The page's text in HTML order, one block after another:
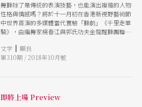
舞獅除了是傳統的表演技藝，也能演出複雜的人物
性格與情感嗎？將於十一月初在香港新視野藝術節
中世界首演的多媒體當代實驗「獅劇」《千里走單
騎》，由編舞家楊春江與郭氏功夫金龍醒獅團聯
實意象呈現這一路上「過五關斬六將」的驚險歷
程，以及人物的內心轉折，將讓觀眾看到不一樣的
文字 | 願良
第310期 / 2018年10月號
即將上場 Preview